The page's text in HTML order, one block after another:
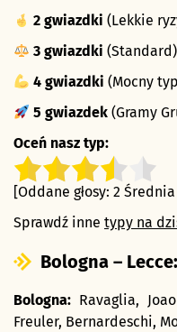
2 gwiazdki (Lekkie
3 gwiazdki
4 gwiazdki (Mocny
5 gwiazdek (Gramy
Oceń nasz typ:
[Oddane głosy: 2
Sprawdź inne typy na
Bologna –
Bologna: Ravaglia,
Freuler, Bernardeschi,